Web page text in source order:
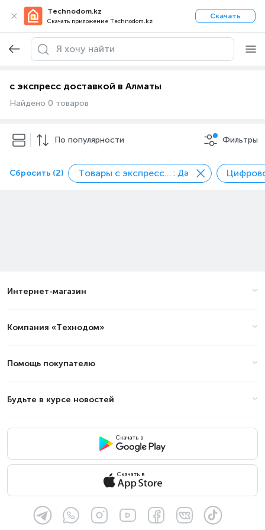
Technodom.kz
Скачать приложение Technodom.kz
Скачать
с экспресс доставкой в Алматы
Найдено 0 товаров
По популярности Фильтры
Сбросить (2) Товары с экспресс доставкой : Да
Интернет-магазин
Компания «Технодом»
Помощь покупателю
Будьте в курсе новостей
Скачать в
Скачать в